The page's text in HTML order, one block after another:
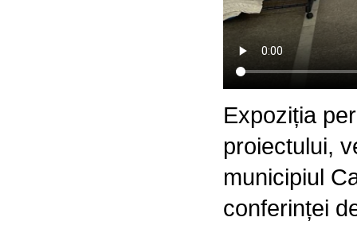
Expoziția
proiectului,
municipiul
conferinței